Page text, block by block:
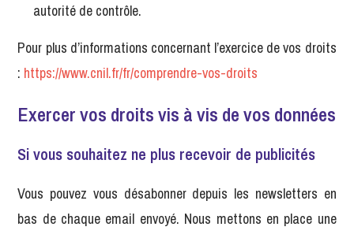
autorité de contrôle.
Pour plus d’informations concernant l’exercice de vos droits
: https://www.cnil.fr/fr/comprendre-vos-droits
Exercer vos droits vis à vis de vos données
Si vous souhaitez ne plus recevoir de publicités
Vous pouvez vous désabonner depuis les newsletters en
bas de chaque email envoyé. Nous mettons en place une